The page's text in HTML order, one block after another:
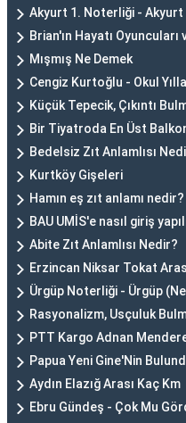
Akyurt 1. Noterliği - Akyurt
Brian'ın Hayatı
Mışmış Ne Demek
Cengiz Kurtoğlu - Okul
Küçük Tepecik, Çıkıntı
Bir Tiyatroda En Üst
Bedelsiz Zıt Anlamlısı
Kurtköy Gişeleri
Hamın eş zıt anlamı nedir?
BAU UMİS'e nasıl giriş
Abite Zıt Anlamlısı Nedir?
Erzincan Niksar Tokat
Ürgüp Noterliği - Ürgüp
Rasyonalizm, Usçuluk
PTT Kargo Adnan
Papua Yeni Gine'Nin
Aydın Elazığ Arası Kaç Km
Ebru Gündeş - Çok Mu